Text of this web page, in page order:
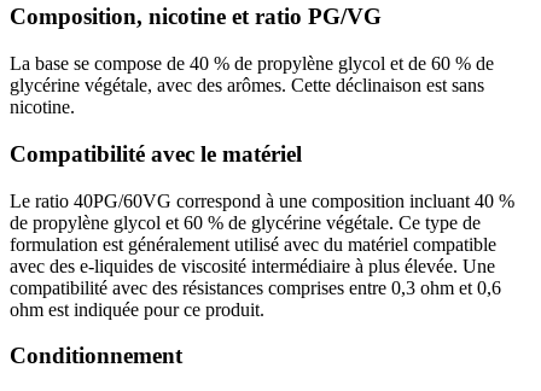
Composition, nicotine et ratio PG/VG
La base se compose de 40 % de propylène glycol et de 60 % de
glycérine végétale, avec des arômes. Cette déclinaison est sans
nicotine.
Compatibilité avec le matériel
Le ratio 40PG/60VG correspond à une composition incluant 40 %
de propylène glycol et 60 % de glycérine végétale. Ce type de
formulation est généralement utilisé avec du matériel compatible
avec des e-liquides de viscosité intermédiaire à plus élevée. Une
compatibilité avec des résistances comprises entre 0,3 ohm et 0,6
ohm est indiquée pour ce produit.
Conditionnement